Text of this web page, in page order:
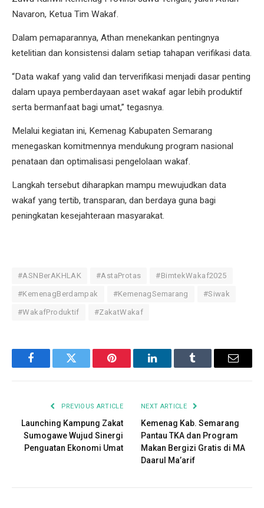
Navaron, Ketua Tim Wakaf.
Dalam pemaparannya, Athan menekankan pentingnya
ketelitian dan konsistensi dalam setiap tahapan verifikasi data.
“Data wakaf yang valid dan terverifikasi menjadi dasar penting
dalam upaya pemberdayaan aset wakaf agar lebih produktif
serta bermanfaat bagi umat,” tegasnya.
Melalui kegiatan ini, Kemenag Kabupaten Semarang
menegaskan komitmennya mendukung program nasional
penataan dan optimalisasi pengelolaan wakaf.
Langkah tersebut diharapkan mampu mewujudkan data
wakaf yang tertib, transparan, dan berdaya guna bagi
peningkatan kesejahteraan masyarakat.
#ASNBerAKHLAK #AstaProtas #BimtekWakaf2025
#KemenagBerdampak #KemenagSemarang #Siwak
#WakafProduktif #ZakatWakaf
F
e
T
i
t
t
P
n
t
L
n
k
e
d
T
m
b
l
r
E
i
l
PREVIOUS ARTICLE
Launching Kampung Zakat
Sumogawe Wujud Sinergi
Penguatan Ekonomi Umat
NEXT ARTICLE
Kemenag Kab. Semarang
Pantau TKA dan Program
Makan Bergizi Gratis di MA
Daarul Ma’arif